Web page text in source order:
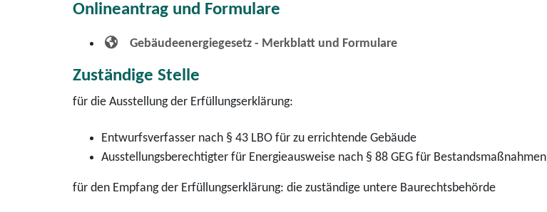
Onlineantrag und Formulare
Gebäudeenergiegesetz - Merkblatt und Formulare
Zuständige Stelle
für die Ausstellung der Erfüllungserklärung:
Entwurfsverfasser nach § 43 LBO für zu errichtende Gebäude
Ausstellungsberechtigter für Energieausweise nach § 88 GEG für Bestandsmaßnahmen
für den Empfang der Erfüllungserklärung: die zuständige untere Baurechtsbehörde